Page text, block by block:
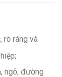
rõ ràng và
ngõ, đường